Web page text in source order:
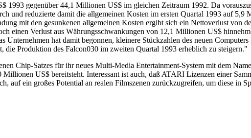
1993 gegenüber 44,1 Millionen US$ im gleichen Zeitraum 1992. Da
und reduzierte damit die allgemeinen Kosten im ersten Quartal 1993 auf 5,9
mit den gesunkenen allgemeinen Kosten ergibt sich ein Nettoverlust
einen Verlust aus Währungsschwankungen von 12,1 Millionen US$
hat damit begonnen, kleinere Stückzahlen des neuen
die Produktion des Falcon030 im zweiten Quartal 1993 erheblich zu steigern."
Chip-Satzes für ihr neues Multi-Media Entertainment-System mit dem
US$ bereitsteht. Interessant ist auch, daß ATARI Lizenzen einer
auf ein großes Potential an realen Filmszenen zurückzugreifen, um diese in